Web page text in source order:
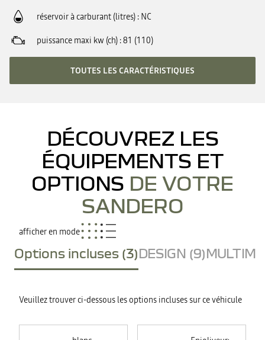
réservoir à carburant (litres) NC
puissance maxi kw (ch) 81 (110)
TOUTES LES CARACTÉRISTIQUES
DÉCOUVREZ LES
ÉQUIPEMENTS ET
OPTIONS DE VOTRE
SANDERO
afficher en mode
Options incluses (3)DESIGN (9)
Veuillez trouver ci-dessous les options incluses sur ce véhicule